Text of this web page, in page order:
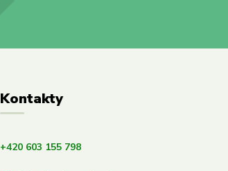
Kontakty
+420 603 155 798